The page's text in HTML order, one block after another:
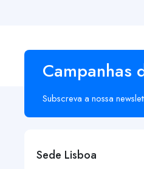
Campanhas
Subscreva a nossa
Sede Lisboa